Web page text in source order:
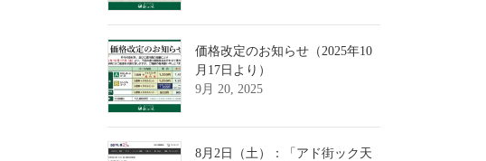
価格改定のお知らせ（2025年10
月17日より）
9月 20, 2025
8月2日（土）：「アド街ック天